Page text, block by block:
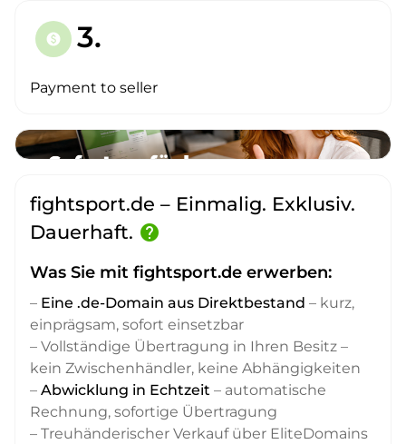
paid 3.
Payment to seller
fightsport.de – Einmalig. Exklusiv.
Dauerhaft. help
Was Sie mit fightsport.de erwerben:
– Eine .de-Domain aus Direktbestand – kurz,
einprägsam, sofort einsetzbar
– Vollständige Übertragung in Ihren Besitz –
kein Zwischenhändler, keine Abhängigkeiten
– Abwicklung in Echtzeit – automatische
Rechnung, sofortige Übertragung
– Treuhänderischer Verkauf über EliteDomains